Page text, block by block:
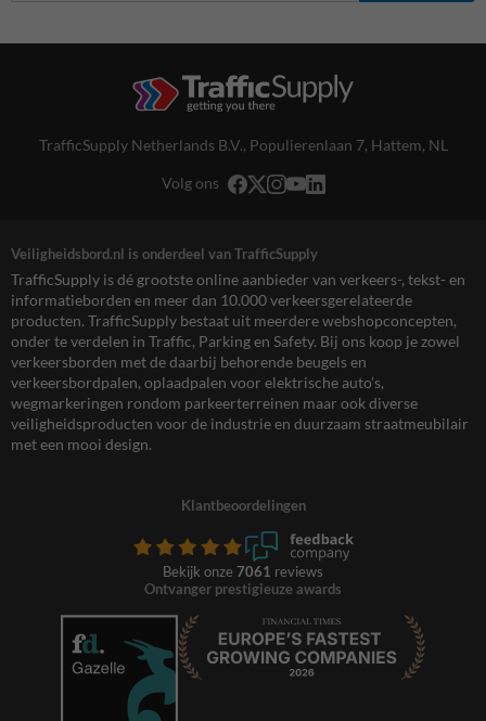
TrafficSupply Netherlands B.V., Populierenlaan 7, Hattem, NL
Volg ons
Veiligheidsbord.nl is onderdeel van TrafficSupply
TrafficSupply is dé grootste online aanbieder van verkeers-, tekst- en
informatieborden en meer dan 10.000 verkeersgerelateerde
producten. TrafficSupply bestaat uit meerdere webshopconcepten,
onder te verdelen in Traffic, Parking en Safety. Bij ons koop je zowel
verkeersborden met de daarbij behorende beugels en
verkeersbordpalen, oplaadpalen voor elektrische auto’s,
wegmarkeringen rondom parkeerterreinen maar ook diverse
veiligheidsproducten voor de industrie en duurzaam straatmeubilair
met een mooi design.
Klantbeoordelingen
Bekijk onze 7061 reviews
Ontvanger prestigieuze awards